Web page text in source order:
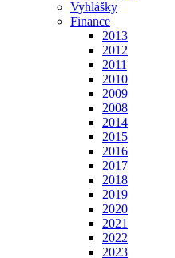
Vyhlášky
Finance
2013
2012
2011
2010
2009
2008
2014
2015
2016
2017
2018
2019
2020
2021
2022
2023